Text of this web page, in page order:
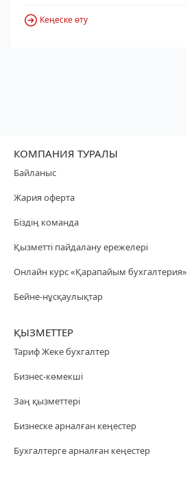
Кеңеске өту
КОМПАНИЯ ТУРАЛЫ
Байланыс
Жария оферта
Біздің команда
Қызметті пайдалану ережелері
Онлайн курс «Қарапайым бухгалтерия»
Бейне-нұсқаулықтар
ҚЫЗМЕТТЕР
Тариф Жеке бухгалтер
Бизнес-көмекші
Заң қызметтері
Бизнеске арналған кеңестер
Бухгалтерге арналған кеңестер